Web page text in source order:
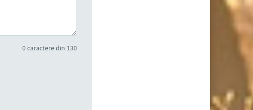
0caractere din 130